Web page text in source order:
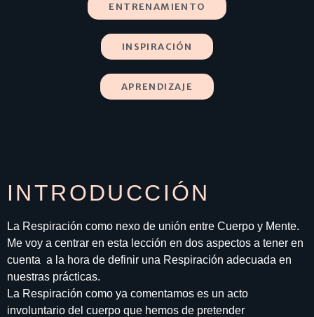
ENTRENAMIENTO
INSPIRACIÓN
APRENDIZAJE
INTRODUCCIÓN
La Respiración como nexo de unión entre Cuerpo y Mente.
Me voy a centrar en esta lección en dos aspectos a tener en
cuenta a la hora de definir una Respiración adecuada en
nuestras prácticas.
La Respiración como ya comentamos es un acto
involuntario del cuerpo que hemos de pretender